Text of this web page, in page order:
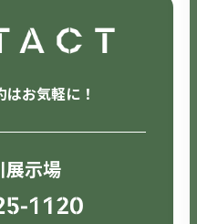
お気軽に！
展示場